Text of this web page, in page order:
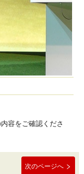
容をご確認くださ
次のページへ